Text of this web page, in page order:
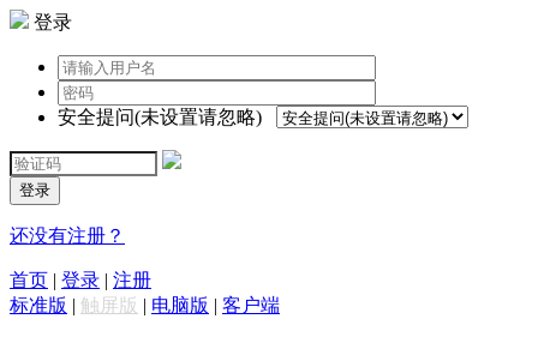
登录
安全提问(未设置请忽略)
登录
还没有注册？
首页 | 登录 | 注册
标准版 | 触屏版 | 电脑版 | 客户端